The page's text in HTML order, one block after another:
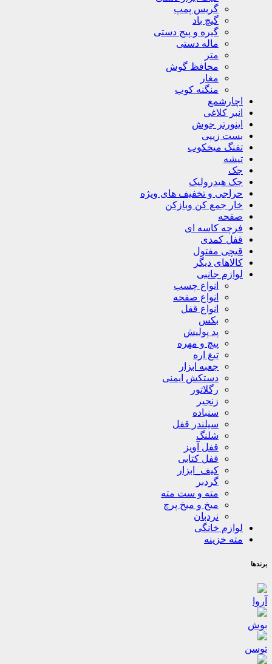
گریس پمپ
گیچ باد
گیره و پیج دستی
ماله دستی
متر
محافظ گوش
مغار
منگنه کوب
اچارشمع
انبر کلاغی
اینورتر جوش
بست زیپی
تفنگ میخکوب
تیشه
جک
جک هیدرولیک
حراجی و تخفیف های ویژه
خار جمع کن وبازکن
صفحه
فرچه کاسه ای
قفل کمدی
قیچی مفتول
کالاهای دیگر
لوازم جانبی
انواع چسب
انواع صفحه
انواع قفل
بکس
پد پولیش
پیچ و مهره
تیغ اره
جعبه ابزار
دستکش ایمنی
رگلاتور
زنجیر
سنباده
سیلندر قفل
شلنگ
قفل آویز
قفل کتابی
کیف_ابزار
گردبر
مته و ست مته
میخ و میخ پرچ
نردبان
لوازم خانگی
مته خزینه
برندها
آروا
بوش
توسن